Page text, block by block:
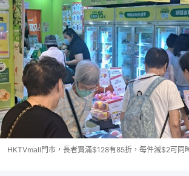
HKTVmall門市，長者買滿$128有85折，每件減$2可同